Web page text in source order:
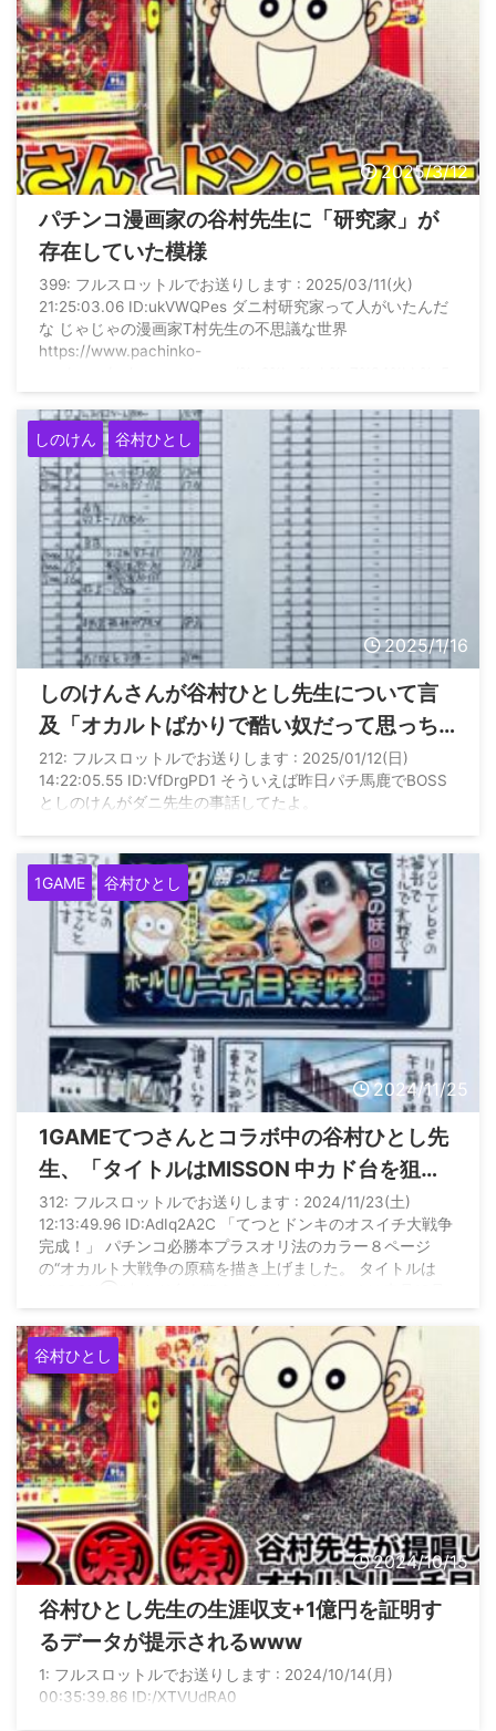
2025/3/12
パチンコ漫画家の谷村先生に「研究家」が
存在していた模様
399: フルスロットルでお送りします : 2025/03/11(火)
21:25:03.06 ID:ukVWQPes ダニ村研究家って人がいたんだ
な じゃじゃの漫画家T村先生の不思議な世界
https://www.pachinko-
%e4%b8%8d%e6%80%9d%e8%ad%b0%e3%81%aa%e4%b
8%96%e7% ...
しのけん 谷村ひとし
2025/1/16
しのけんさんが谷村ひとし先生について言
及「オカルトばかりで酷い奴だって思っち
ゃう」
212: フルスロットルでお送りします : 2025/01/12(日)
14:22:05.55 ID:VfDrgPD1 そういえば昨日パチ馬鹿でBOSS
としのけんがダニ先生の事話してたよ。
1GAME 谷村ひとし
2024/11/25
1GAMEてつさんとコラボ中の谷村ひとし先
生、「タイトルはMISSON 中カド台を狙
え！」→誤字すら修正してもらえない模様…
312: フルスロットルでお送りします : 2024/11/23(土)
12:13:49.96 ID:AdIq2A2C 「てつとドンキのオスイチ大戦争
完成！」 パチンコ必勝本プラスオリ法のカラー８ページ
の“オカルト大戦争の原稿を描き上げました。 タイトルは
も実戦なしです。 https://hisshobon.news/column/18547/
谷村ひとし
2024/10/15
谷村ひとし先生の生涯収支+1億円を証明す
るデータが提示されるwww
1: フルスロットルでお送りします : 2024/10/14(月)
00:35:39.86 ID:/XTVUdRA0